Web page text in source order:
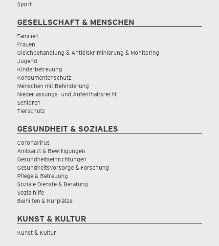
Sport
GESELLSCHAFT & MENSCHEN
Familien
Frauen
Gleichbehandlung & Antidiskriminierung & Monitoring
Jugend
Kinderbetreuung
Konsumentenschutz
Menschen mit Behinderung
Niederlassungs- und Aufenthaltsrecht
Senioren
Tierschutz
GESUNDHEIT & SOZIALES
Coronavirus
Amtsarzt & Bewilligungen
Gesundheitseinrichtungen
Gesundheitsvorsorge & Forschung
Pflege & Betreuung
Soziale Dienste & Beratung
Sozialhilfe
Beihilfen & Kurplätze
KUNST & KULTUR
Kunst & Kultur